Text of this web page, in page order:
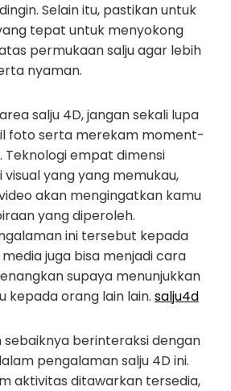
Selain itu, pastikan untuk
tepat untuk menyokong
permukaan salju agar lebih
nyaman.
salju 4D, jangan sekali lupa
foto serta merekam moment-
Teknologi empat dimensi
yang yang memukau,
akan mengingatkan kamu
yang diperoleh.
ini tersebut kepada
juga bisa menjadi cara
supaya menunjukkan
kepada orang lain lain. salju4d
sebaiknya berinteraksi dengan
pengalaman salju 4D ini.
aktivitas ditawarkan tersedia,